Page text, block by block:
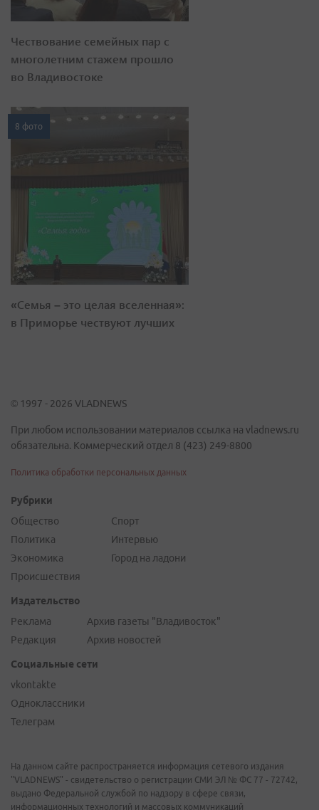
Чествование семейных пар с
многолетним стажем прошло
во Владивостоке
8 фото
«Семья – это целая вселенная»:
в Приморье чествуют лучших
© 1997 - 2026 VLADNEWS
При любом использовании материалов ссылка на vladnews.ru
обязательна. Коммерческий отдел 8 (423) 249-8800
Политика обработки персональных данных
Рубрики
Общество
Политика
Экономика
Происшествия
Спорт
Интервью
Город на ладони
Издательство
Реклама
Редакция
Архив газеты "Владивосток"
Архив новостей
Социальные сети
vkontakte
Одноклассники
Телеграм
На данном сайте распространяется информация сетевого издания
"VLADNEWS" - свидетельство о регистрации СМИ ЭЛ № ФС 77 - 72742,
выдано Федеральной службой по надзору в сфере связи,
информационных технологий и массовых коммуникаций